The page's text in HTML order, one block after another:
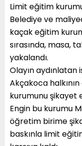
Limit eğitim
Belediye ve
kaçak eğitim
sırasında, masa,
yakalandı.
Olayın aydınlatan
Akçakoca
kurumunu şikayet
Engin bu kurumu
öğretim birime
baskınla limit